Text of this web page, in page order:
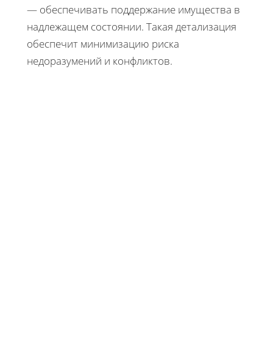
— обеспечивать поддержание имущества в
надлежащем состоянии. Такая детализация
обеспечит минимизацию риска
недоразумений и конфликтов.